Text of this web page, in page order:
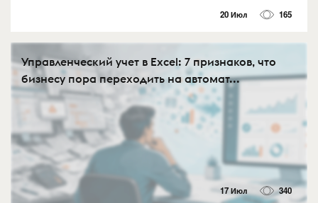
20 Июл 165
Управленческий учет в Excel: 7 признаков, что
бизнесу пора переходить на автомат...
17 Июл 340